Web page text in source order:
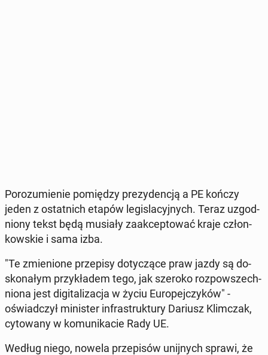
Po­ro­zu­mie­nie po­mię­dzy pre­zy­den­cją a PE kończy
jeden z ostat­nich etapów le­gi­sla­cyj­nych. Teraz uzgod­
nio­ny tekst będą musiały za­ak­cep­to­wać kraje człon­
kow­skie i sama izba.
"Te zmie­nio­ne prze­pi­sy do­ty­czą­ce praw jazdy są do­
sko­na­łym przy­kła­dem tego, jak szeroko roz­po­wszech­
nio­na jest di­gi­ta­li­za­cja w życiu Eu­ro­pej­czy­ków" -
oświad­czył mi­ni­ster in­fra­struk­tu­ry Dariusz Klim­czak,
cy­to­wa­ny w ko­mu­ni­ka­cie Rady UE.
Według niego, nowela prze­pi­sów unij­nych sprawi, że